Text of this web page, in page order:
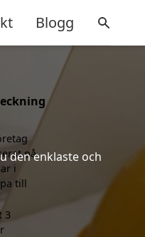
Blogg
den enklaste och
på
i
till
3